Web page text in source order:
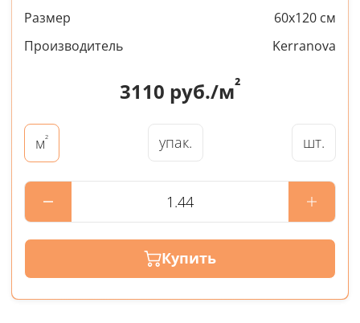
Размер
60x120 см
Производитель
Kerranova
3110 руб./м²
м² упак. шт.
Купить